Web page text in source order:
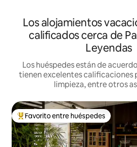
Los alojamientos
calificados cerca de
Leyendas
Los huéspedes están de
tienen excelentes calificaciones
limpieza, entre otros
De los mejores en Favorito entre
Favorito entre huéspedes